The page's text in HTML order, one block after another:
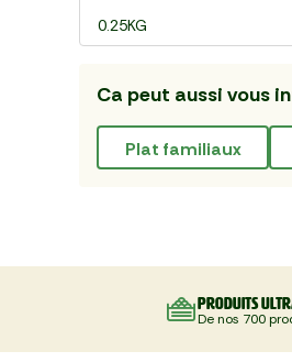
0.25KG
Ca peut aussi vous
plat familiaux
Produits
De nos 700